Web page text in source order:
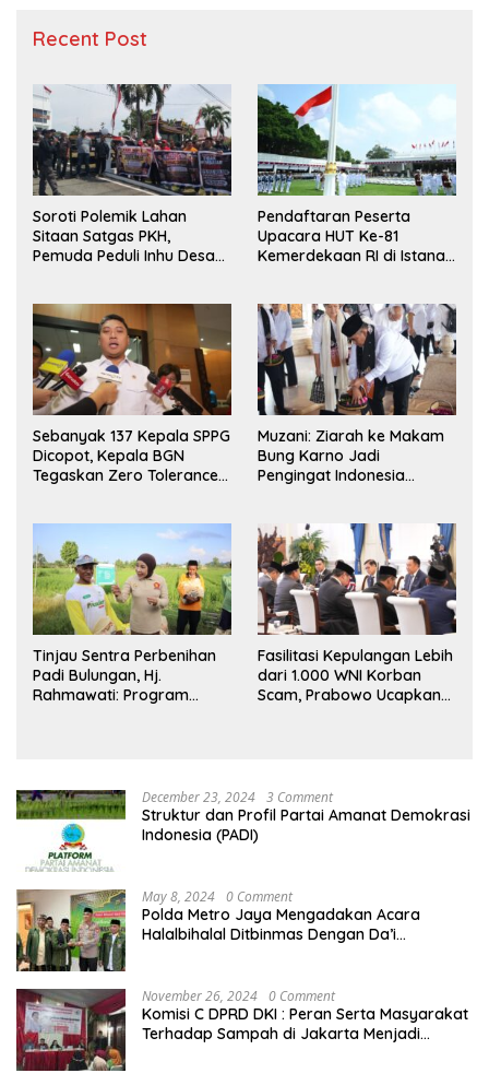
Recent Post
Soroti Polemik Lahan
Sitaan Satgas PKH,
Pemuda Peduli Inhu Desak
Pendaftaran Peserta
Upacara HUT Ke-81
Kemerdekaan RI di Istana
Sebanyak 137 Kepala SPPG
Dicopot, Kepala BGN
Tegaskan Zero Tolerance
Muzani: Ziarah ke Makam
Bung Karno Jadi
Pengingat Indonesia
Tinjau Sentra Perbenihan
Padi Bulungan, Hj.
Rahmawati: Program
Fasilitasi Kepulangan Lebih
dari 1.000 WNI Korban
Scam, Prabowo Ucapkan
December 23, 2024 3 Comment
Struktur dan Profil Partai Amanat Demokrasi
Indonesia (PADI)
May 8, 2024 0 Comment
Polda Metro Jaya Mengadakan Acara
Halalbihalal Ditbinmas Dengan Da’i
November 26, 2024 0 Comment
Komisi C DPRD DKI : Peran Serta Masyarakat
Terhadap Sampah di Jakarta Menjadi